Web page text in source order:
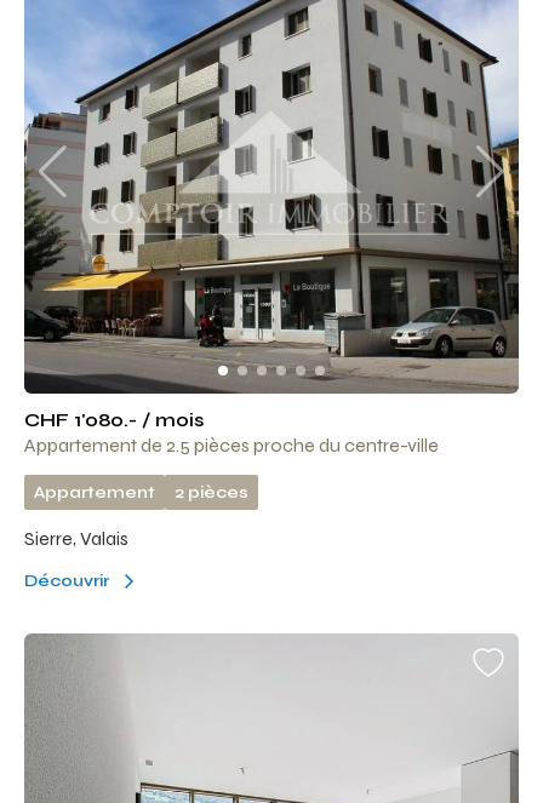
CHF 1'080.- / mois
Appartement de 2.5 pièces proche du centre-ville
Appartement 2 pièces
Sierre, Valais
Découvrir